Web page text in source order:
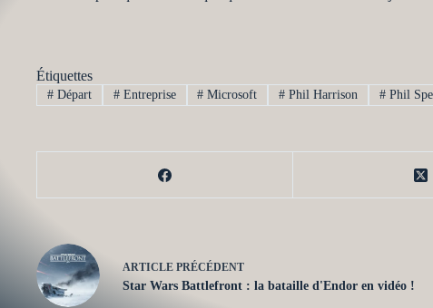
Étiquettes
#Départ #Entreprise # Microsoft # Phil Harrison # Phil
ARTICLE PRÉCÉDENT
Star Wars Battlefront : la bataille d'Endor en vidéo !